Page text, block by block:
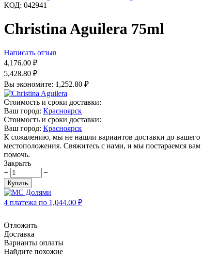
КОД: 042941
Christina Aguilera 75ml
Написать отзыв
4,176.00 ₽
5,428.80 ₽
Вы экономите: 1,252.80 ₽
Стоимость и сроки доставки:
Ваш город: Красноярск
Стоимость и сроки доставки:
Ваш город: Красноярск
К сожалению, мы не нашли вариантов доставки до вашего
местоположения. Свяжитесь с нами, и мы постараемся вам
помочь.
Закрыть
+
−
Купить
4 платежа по 1,044.00 ₽
Отложить
Доставка
Варианты оплаты
Найдите похожие